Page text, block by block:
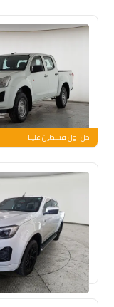
مستعملة 84,556 كم
خل اول قسطين علينا
مستعملة 28,713 كم